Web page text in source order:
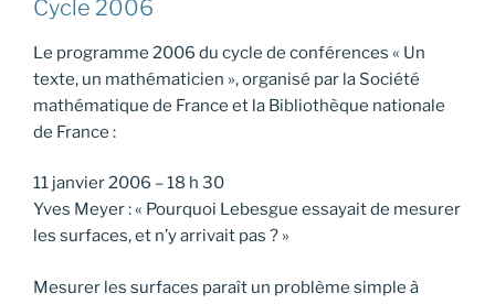
Cycle 2006
Le programme 2006 du cycle de conférences « Un
texte, un mathématicien », organisé par la Société
mathématique de France et la Bibliothèque nationale
de France :
11 janvier 2006 – 18 h 30
Yves Meyer : « Pourquoi Lebesgue essayait de mesurer
les surfaces, et n’y arrivait pas ? »
Mesurer les surfaces paraît un problème simple à